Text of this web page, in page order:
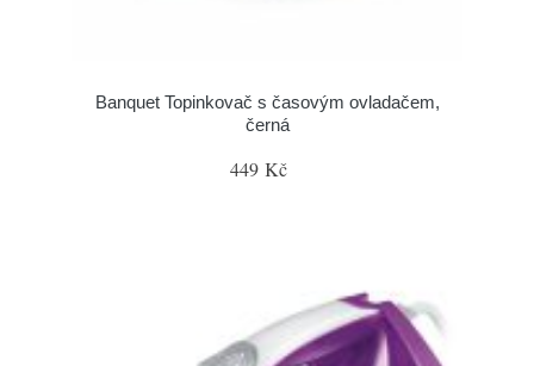
Banquet Topinkovač s časovým ovladačem,
černá
449 Kč